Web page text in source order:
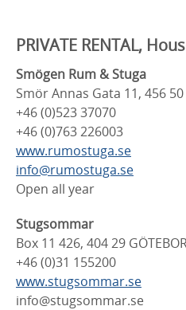
PRIVATE RENTAL,
Smögen Rum & Stuga
Smör Annas Gata 11, 456 50
+46 (0)523 37070
+46 (0)763 226003
www.rumostuga.se
info@rumostuga.se
Open all year
Stugsommar
Box 11 426, 404 29
+46 (0)31 155200
www.stugsommar.se
info@stugsommar.se